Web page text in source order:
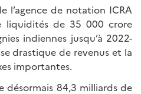
l’agence de notation ICRA
liquidités de 35 000 crore
indiennes jusqu’à 2022-
drastique de revenus et la
importantes.
désormais 84,3 milliards de